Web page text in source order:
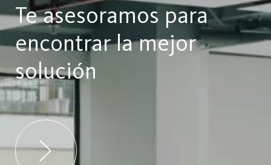
Te asesoramos para
encontrar la mejor
solución